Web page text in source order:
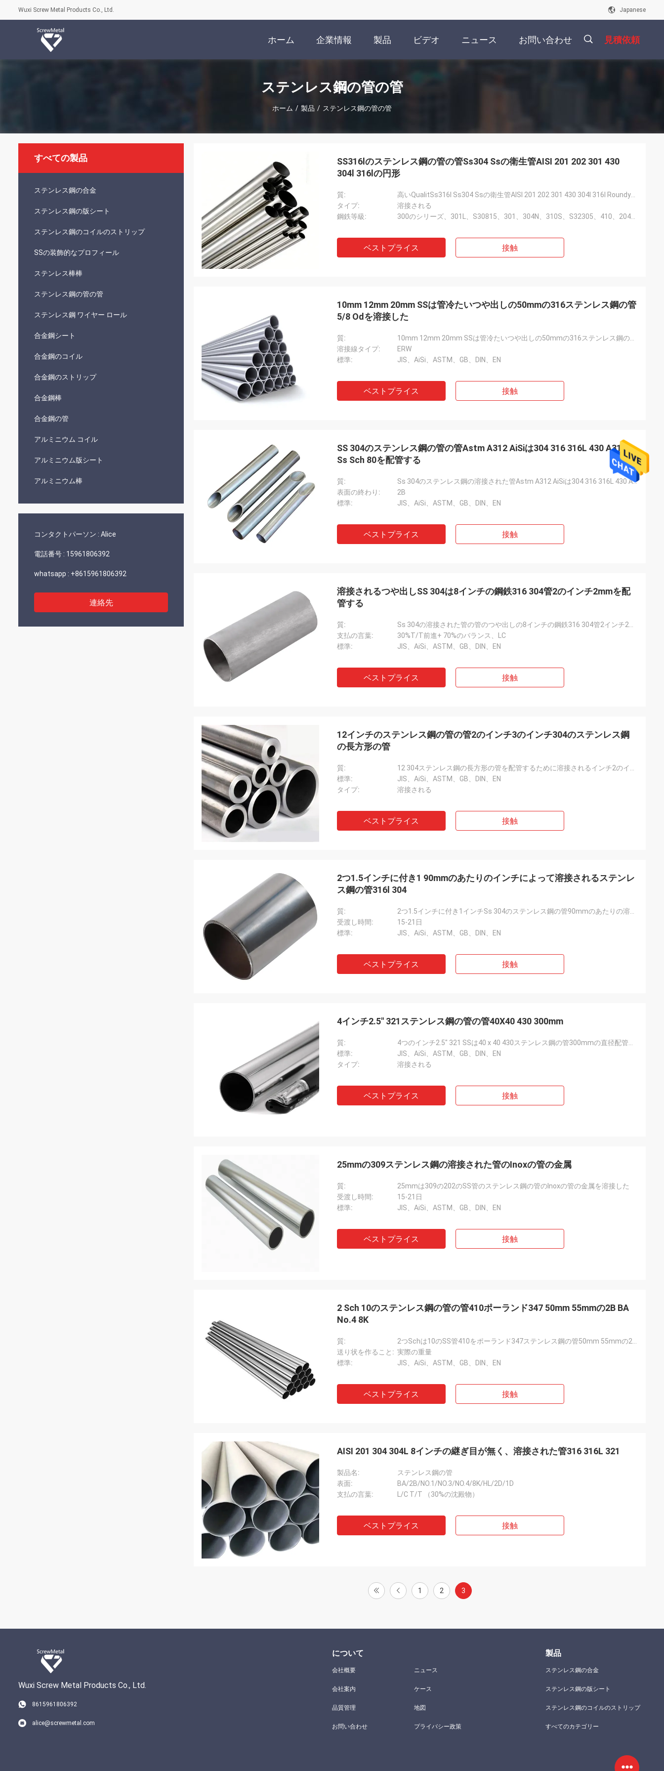
Wuxi Screw Metal Products Co., Ltd. Japanese
ホーム 企業情報 製品 ビデオ ニュース お問い合わせ 見積依頼
ステンレス鋼の管の管
ホーム / 製品 / ステンレス鋼の管の管
すべての製品
ステンレス鋼の合金
ステンレス鋼の版シート
ステンレス鋼のコイルのストリップ
SSの装飾的なプロフィール
ステンレス棒棒
ステンレス鋼の管の管
ステンレス鋼 ワイヤー ロール
合金鋼シート
合金鋼のコイル
合金鋼のストリップ
合金鋼棒
合金鋼の管
アルミニウム コイル
アルミニウム版シート
アルミニウム棒
コンタクトパーソン : Alice
電話番号 : 15961806392
whatsapp : +8615961806392
連絡先
SS316lのステンレス鋼の管の管Ss304 Ssの衛生管AISI 201 202 301 430
304l 316lの円形
質:
タイプ:
溶接される
鋼鉄等級:
ベストプライス 接触
10mm 12mm 20mm SSは管冷たいつや出しの50mmの316ステンレス鋼の管
5/8 Odを溶接した
質:
溶接線タイプ:
ERW
標準:
JIS、AiSi、ASTM、GB、DIN、EN
ベストプライス 接触
SS 304のステンレス鋼の管の管Astm A312 AiSiは304 316 316L 430 A312
Ss Sch 80を配管する
質:
Ss 304のステンレス鋼の溶接された管Astm A312 AiSiは304 316 316L 430 A312 Ss Sch 80を配管する
表面の終わり:
2B
標準:
JIS、AiSi、ASTM、GB、DIN、EN
ベストプライス 接触
溶接されるつや出しSS 304は8インチの鋼鉄316 304管2のインチ2mmを配
管する
質:
支払の言葉:
30%T/T前進+ 70%のバランス、LC
標準:
JIS、AiSi、ASTM、GB、DIN、EN
ベストプライス 接触
12インチのステンレス鋼の管の管2のインチ3のインチ304のステンレス鋼
の長方形の管
質:
標準:
JIS、AiSi、ASTM、GB、DIN、EN
タイプ:
溶接される
ベストプライス 接触
2つ1.5インチに付き1 90mmのあたりのインチによって溶接されるステンレ
ス鋼の管316l 304
質:
受渡し時間:
15-21日
標準:
JIS、AiSi、ASTM、GB、DIN、EN
ベストプライス 接触
4インチ2.5" 321ステンレス鋼の管の管40X40 430 300mm
質:
標準:
JIS、AiSi、ASTM、GB、DIN、EN
タイプ:
溶接される
ベストプライス 接触
25mmの309ステンレス鋼の溶接された管のInoxの管の金属
質:
25mmは309の202のSS管のステンレス鋼の管のInoxの管の金属を溶接した
受渡し時間:
15-21日
標準:
JIS、AiSi、ASTM、GB、DIN、EN
ベストプライス 接触
2 Sch 10のステンレス鋼の管の管410ポーランド347 50mm 55mmの2B BA
No.4 8K
質:
送り状を作ること: 実際の重量
標準:
JIS、AiSi、ASTM、GB、DIN、EN
ベストプライス 接触
AISI 201 304 304L 8インチの継ぎ目が無く、溶接された管316 316L 321
製品名:
ステンレス鋼の管
表面:
BA/2B/NO.1/NO.3/NO.4/8K/HL/2D/1D
支払の言葉:
L/C T/T （30%の沈殿物）
ベストプライス 接触
1 2 3
Wuxi Screw Metal Products Co., Ltd.
8615961806392
alice@screwmetal.com
について
会社概要
会社案内
品質管理
お問い合わせ
ニュース
ケース
地図
プライバシー政策
製品
ステンレス鋼の合金
ステンレス鋼の版シート
ステンレス鋼のコイルのストリップ
すべてのカテゴリー